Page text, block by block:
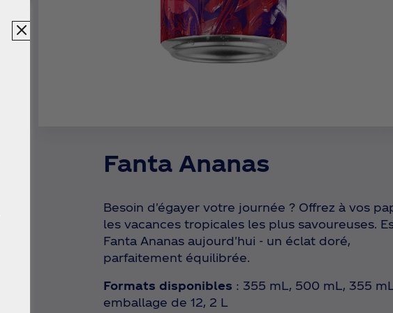
Fanta Ananas
Besoin d'égayer votre journée ? Offrez à vos
les vacances tropicales les plus savoureuses.
Fanta Ananas aujourd'hui - un éclat doré,
parfaitement équilibrée.
Formats disponibles : 355 mL, 500 mL, 355
emballage de 12, 2 L